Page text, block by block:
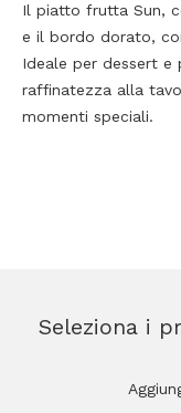
Il piatto frutta Sun,
e il bordo dorato,
Ideale per dessert e
raffinatezza alla
momenti speciali.
Seleziona i